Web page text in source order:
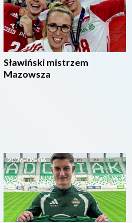
Sławiński mistrzem
Mazowsza
2026-08-06